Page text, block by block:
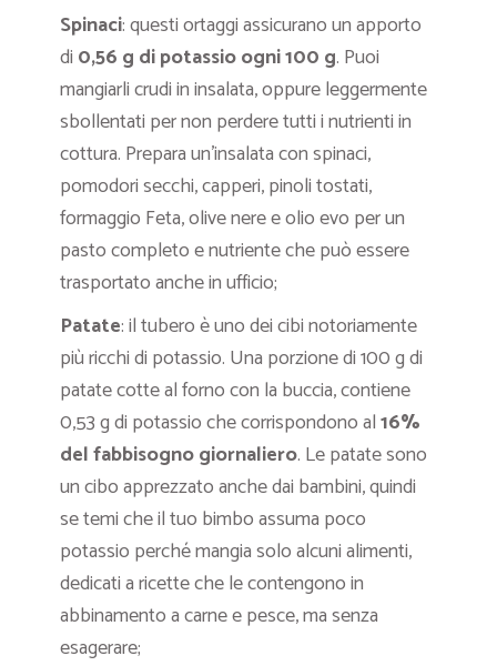
Spinaci: questi ortaggi assicurano un apporto
di 0,56 g di potassio ogni 100 g. Puoi
mangiarli crudi in insalata, oppure leggermente
sbollentati per non perdere tutti i nutrienti in
cottura. Prepara un’insalata con spinaci,
pomodori secchi, capperi, pinoli tostati,
formaggio Feta, olive nere e olio evo per un
pasto completo e nutriente che può essere
trasportato anche in ufficio;
Patate: il tubero è uno dei cibi notoriamente
più ricchi di potassio. Una porzione di 100 g di
patate cotte al forno con la buccia, contiene
0,53 g di potassio che corrispondono al16%
del fabbisogno giornaliero. Le patate sono
un cibo apprezzato anche dai bambini, quindi
se temi che il tuo bimbo assuma poco
potassio perché mangia solo alcuni alimenti,
dedicati a ricette che le contengono in
abbinamento a carne e pesce, ma senza
esagerare;